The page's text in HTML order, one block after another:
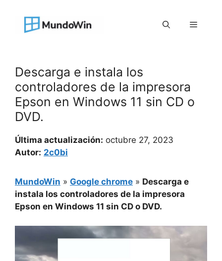
contenido
Menú
Descarga e instala los
controladores de la impresora
Epson en Windows 11 sin CD o
DVD.
Última actualización: octubre 27, 2023
Autor: 2c0bi
MundoWin » Google chrome » Descarga e
instala los controladores de la impresora
Epson en Windows 11 sin CD o DVD.